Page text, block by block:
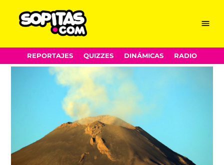
Skip
to
Menu
REPORTAJES QUIZZES DINÁMICAS RADIO